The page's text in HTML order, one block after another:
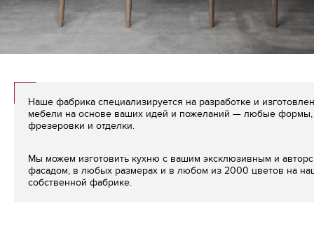
Наше фабрика специализируется на разработке и
мебели на основе ваших идей и пожеланий — любые формы,
фрезеровки и отделки.
Мы можем изготовить кухню с вашим эксклюзивным и
фасадом, в любых размерах и в любом из 2000 цветов на
собственной фабрике.